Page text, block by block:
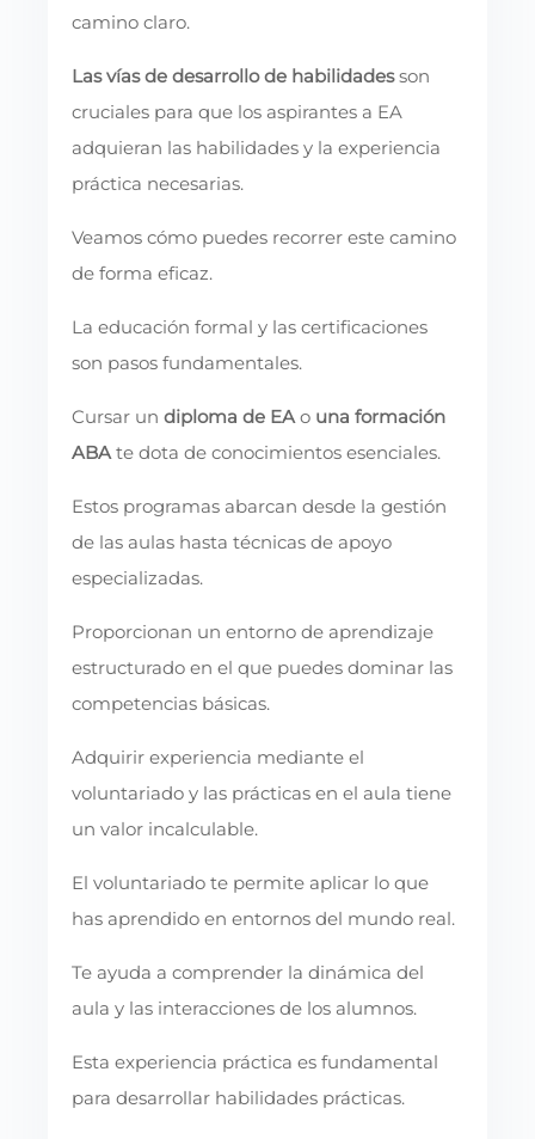
camino claro.
Las vías de desarrollo de habilidadesson
cruciales para que los aspirantes a EA
adquieran las habilidades y la experiencia
práctica necesarias.
Veamos cómo puedes recorrer este camino
de forma eficaz.
La educación formal y las certificaciones
son pasos fundamentales.
Cursar undiploma de EAo una formación
ABAte dota de conocimientos esenciales.
Estos programas abarcan desde la gestión
de las aulas hasta técnicas de apoyo
especializadas.
Proporcionan un entorno de aprendizaje
estructurado en el que puedes dominar las
competencias básicas.
Adquirir experiencia mediante el
voluntariado y las prácticas en el aula tiene
un valor incalculable.
El voluntariado te permite aplicar lo que
has aprendido en entornos del mundo real.
Te ayuda a comprender la dinámica del
aula y las interacciones de los alumnos.
Esta experiencia práctica es fundamental
para desarrollar habilidades prácticas.